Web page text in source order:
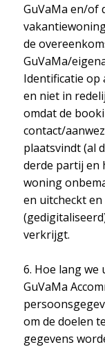
GuVaMa en/of
de
GuVaMa/
Identificatie op
en niet in
omdat de
contact/
plaatsvindt (al
derde partij en
woning
en uitcheckt
verkrijgt.
6. Hoe lang
GuVaMa
om de doelen
gegevens